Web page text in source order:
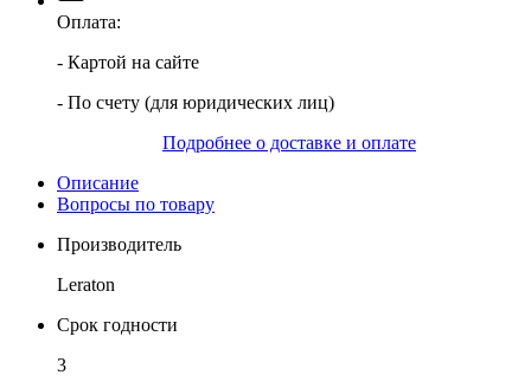
Оплата:
- Картой на сайте
- По счету (для юридических лиц)
Подробнее о доставке и оплате
Описание
Вопросы по товару
Производитель
Leraton
Срок годности
3